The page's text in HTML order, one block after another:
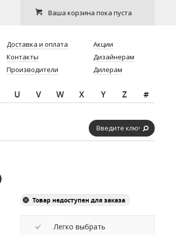
Ваша корзина пока пуста
Доставка и оплата
Контакты
Производители
Акции
Дизайнерам
Дилерам
U V W X Y Z #
Товар недоступен для заказа
Легко выбрать